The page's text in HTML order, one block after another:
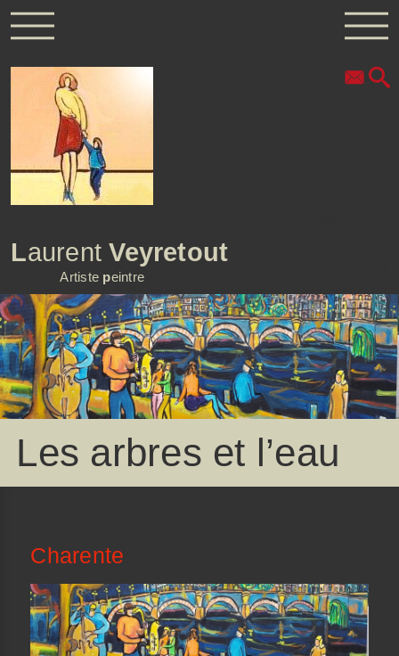
LaurentVeyretout
Artiste peintre
Les arbres et l’eau
Charente